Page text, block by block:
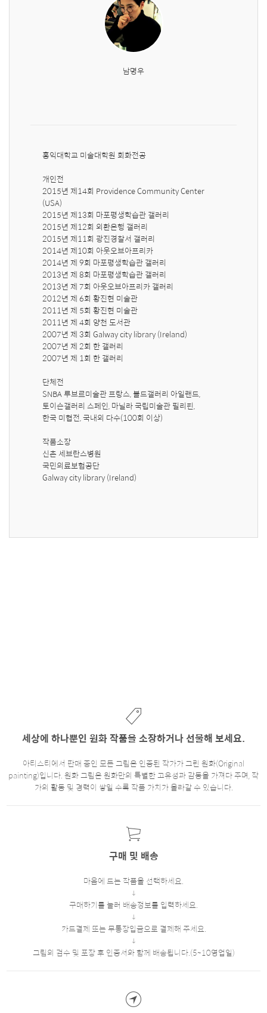
남명우
홍익대학교 미술대학원 회화전공
개인전
2015년 제14회 Providence Community Center
(USA)
2015년 제13회 마포평생학습관 갤러리
2015년 제12회 외환은행 갤러리
2015년 제11회 광진경찰서 갤러리
2014년 제10회 아웃오브아프리카
2014년 제 9회 마포평생학습관 갤러리
2013년 제 8회 마포평생학습관 갤러리
2013년 제 7회 아웃오브아프리카 갤러리
2012년 제 6회 황진현 미술관
2011년 제 5회 황진현 미술관
2011년 제 4회 양천 도서관
2007년 제 3회 Galway city library (Ireland)
2007년 제 2회 한 갤러리
2007년 제 1회 한 갤러리
단체전
SNBA 루브르미술관 프랑스, 볼드갤러리 아일랜드,
토이슨갤러리 스페인, 마닐라 국립미술관 필리핀,
한국 미협전, 국내외 다수(100회 이상)
작품소장
신촌 세브란스병원
국민의료보험공단
Galway city library (Ireland)
세상에 하나뿐인 원화 작품을 소장하거나 선물해 보세요.
아티스티에서 판매 중인 모든 그림은 인증된 작가가 그린 원화(Original
painting)입니다. 원화 그림은 원화만의 특별한 고유성과 감동을 가져다 주며, 작
가의 활동 및 경력이 쌓일 수록 작품 가치가 올라갈 수 있습니다.
구매 및 배송
마음에 드는 작품을 선택하세요.
구매하기를 눌러 배송정보를 입력하세요.
카드결제 또는 무통장입금으로 결제해 주세요.
그림의 검수 및 포장 후 인증서와 함께 배송됩니다.(5~10영업일)